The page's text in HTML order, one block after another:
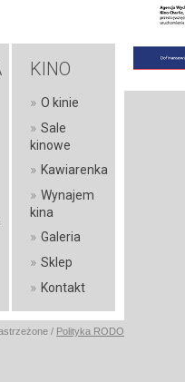
KINO
» O kinie
» Sale
kinowe
» Kawiarenka
» Wynajem
kina
» Galeria
» Sklep
» Kontakt
/ Polityka RODO